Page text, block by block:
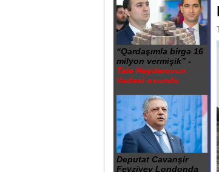
“Qardaşımla birgə 16
milyon vermişik” -
Tale Heydərovun
ifadəsi oxundu
Deputat Cavanşir
Feyziyev Londonda